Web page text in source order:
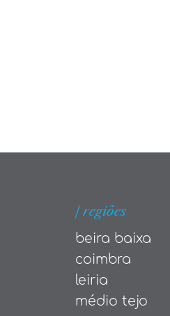
| regiões
beira baixa
coimbra
leiria
médio tejo